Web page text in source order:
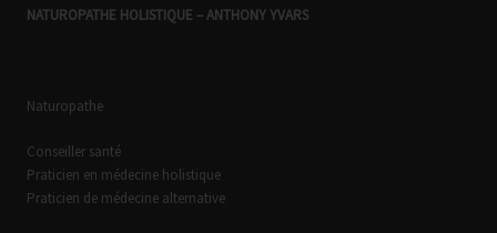
NATUROPATHE HOLISTIQUE – ANTHONY YVARS
Naturopathe
Conseiller santé
Praticien en médecine holistique
Praticien de médecine alternative